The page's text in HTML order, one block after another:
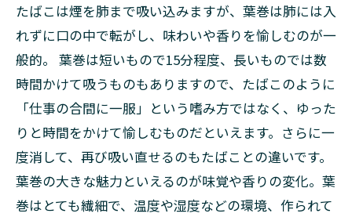
世
界
3.1
生産
国も
さま
ざ
ま
葉巻
のブ
ラン
ド
たばこは煙を肺まで吸い込みますが、葉巻は肺には入
れずに口の中で転がし、味わいや香りを愉しむのが一
般的。 葉巻は短いもので15分程度、長いものでは数
時間かけて吸うものもありますので、たばこのように
「仕事の合間に一服」という嗜み方ではなく、ゆった
りと時間をかけて愉しむものだといえます。さらに一
度消して、再び吸い直せるのもたばことの違いです。
葉巻の大きな魅力といえるのが味覚や香りの変化。葉
巻はとても繊細で、温度や湿度などの環境、作られて